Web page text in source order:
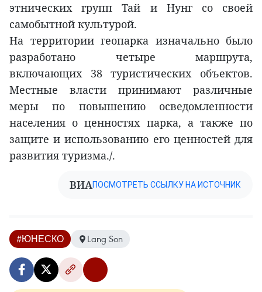
этнических групп Тай и Нунг со своей
самобытной культурой.
На территории геопарка изначально было
разработано четыре маршрута,
включающих 38 туристических объектов.
Местные власти принимают различные
меры по повышению осведомленности
населения о ценностях парка, а также по
защите и использованию его ценностей для
развития туризма./.
ВИАПОСМОТРЕТЬ ССЫЛКУ НА ИСТОЧНИК
#ЮНЕСКО Lang Son